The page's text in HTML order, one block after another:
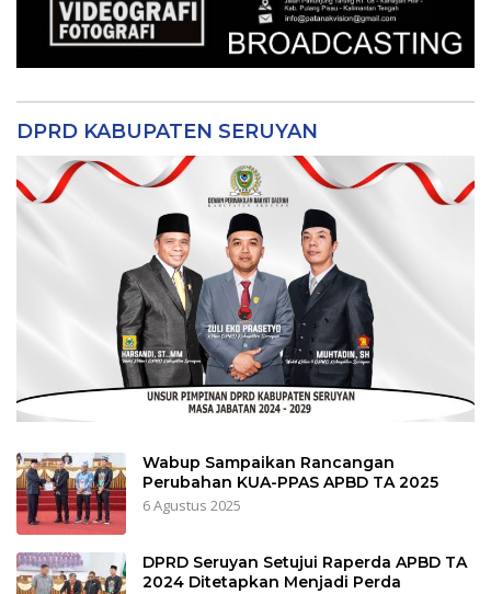
DPRD KABUPATEN SERUYAN
Wabup Sampaikan Rancangan
Perubahan KUA-PPAS APBD TA 2025
6 Agustus 2025
DPRD Seruyan Setujui Raperda APBD TA
2024 Ditetapkan Menjadi Perda